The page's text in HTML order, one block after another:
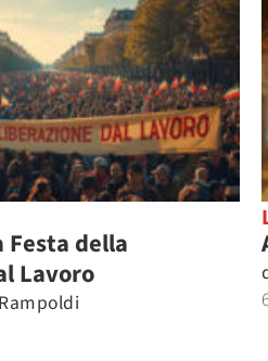
della
Lavoro